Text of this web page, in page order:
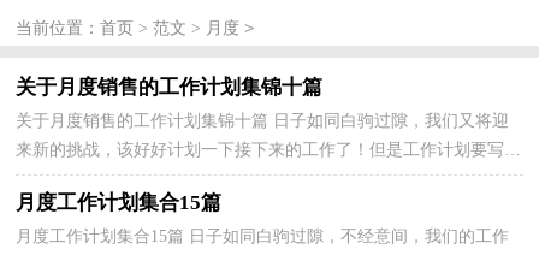
当前位置：首页 >范文 > 月度 >
关于月度销售的工作计划集锦十篇
关于月度销售的工作计划集锦十篇 日子如同白驹过隙，我们又将迎
来新的挑战，该好好计划一下接下来的工作了！但是工作计划要写什
么内容才是正确的呢？下面是小编为大家收集的月度销...
月度工作计划集合15篇
月度工作计划集合15篇 日子如同白驹过隙，不经意间，我们的工作